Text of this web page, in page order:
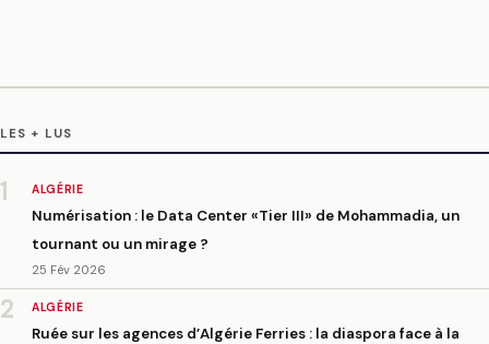
LES + LUS
1 ALGÉRIE
Numérisation : le Data Center «Tier III» de Mohammadia, un
tournant ou un mirage ?
25 Fév 2026
2 ALGÉRIE
Ruée sur les agences d’Algérie Ferries : la diaspora face à la